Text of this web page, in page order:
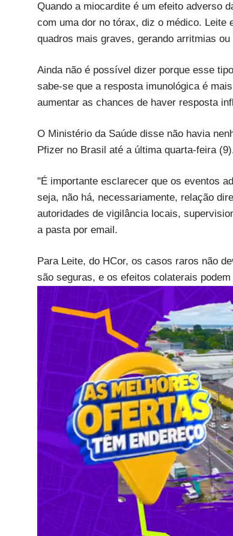
Quando a miocardite é um efeito adverso
com uma dor no tórax, diz o médico. Leite
quadros mais graves, gerando arritmias
Ainda não é possível dizer porque esse
sabe-se que a resposta imunológica é
aumentar as chances de haver resposta
O Ministério da Saúde disse não havia
Pfizer no Brasil até a última quarta-feira
"É importante esclarecer que os eventos
seja, não há, necessariamente, relação
autoridades de vigilância locais,
a pasta por email.
Para Leite, do HCor, os casos raros não
são seguras, e os efeitos colaterais